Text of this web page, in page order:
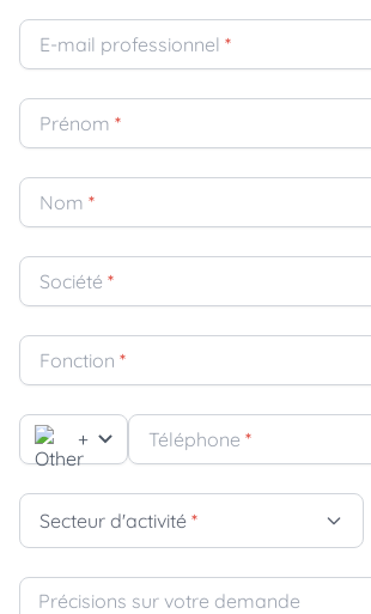
E-mail professionnel *
Prénom *
Nom *
Société *
Fonction *
+ Téléphone *
Secteur d'activité *
Précisions sur votre demande